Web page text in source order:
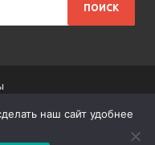
ссылканаш сайт удобнее